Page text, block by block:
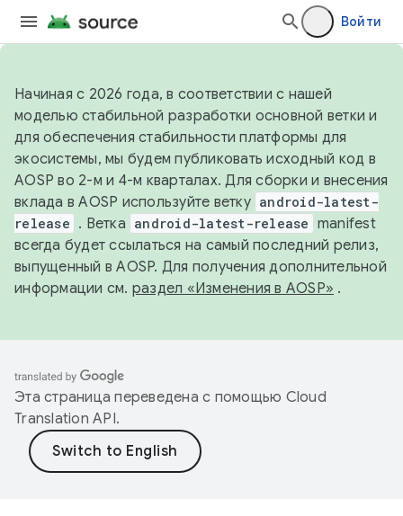
Войти
Начиная с 2026 года, в соответствии с нашей
моделью стабильной разработки основной ветки и
для обеспечения стабильности платформы для
экосистемы, мы будем публиковать исходный код в
AOSP во 2-м и 4-м кварталах. Для сборки и внесения
вклада в AOSP используйте ветку android-latest-
release . Ветка android-latest-release manifest
всегда будет ссылаться на самый последний релиз,
выпущенный в AOSP. Для получения дополнительной
информации см. раздел «Изменения в AOSP» .
Эта страница переведена с помощью Cloud
Translation API.